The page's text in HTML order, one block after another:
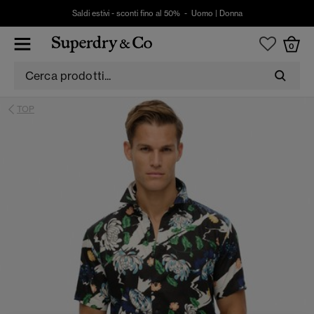
Saldi estivi - sconti fino al 50% - Uomo Donna
0
TOP